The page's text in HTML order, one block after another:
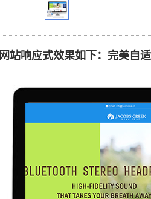
网站响应式效果如下：完美自